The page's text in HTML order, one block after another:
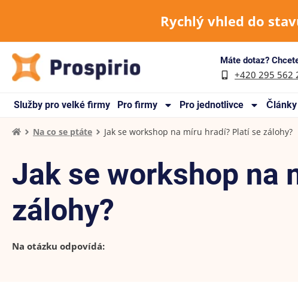
Rychlý vhled do
Máte dotaz?
+420 295 562
Služby pro velké firmy Pro firmy Pro jednotlivce
Na co se ptáte Jak se workshop na míru hradí? Platí se zálohy?
Jak se workshop na
zálohy?
Na otázku odpovídá: